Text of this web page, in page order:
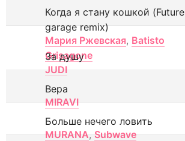
Когда я стану кошкой (Future
garage remix)
Мария Ржевская, Batisto
Grisagone
За душу
JUDI
Вера
MIRAVI
Больше нечего ловить
MURANA, Subwave